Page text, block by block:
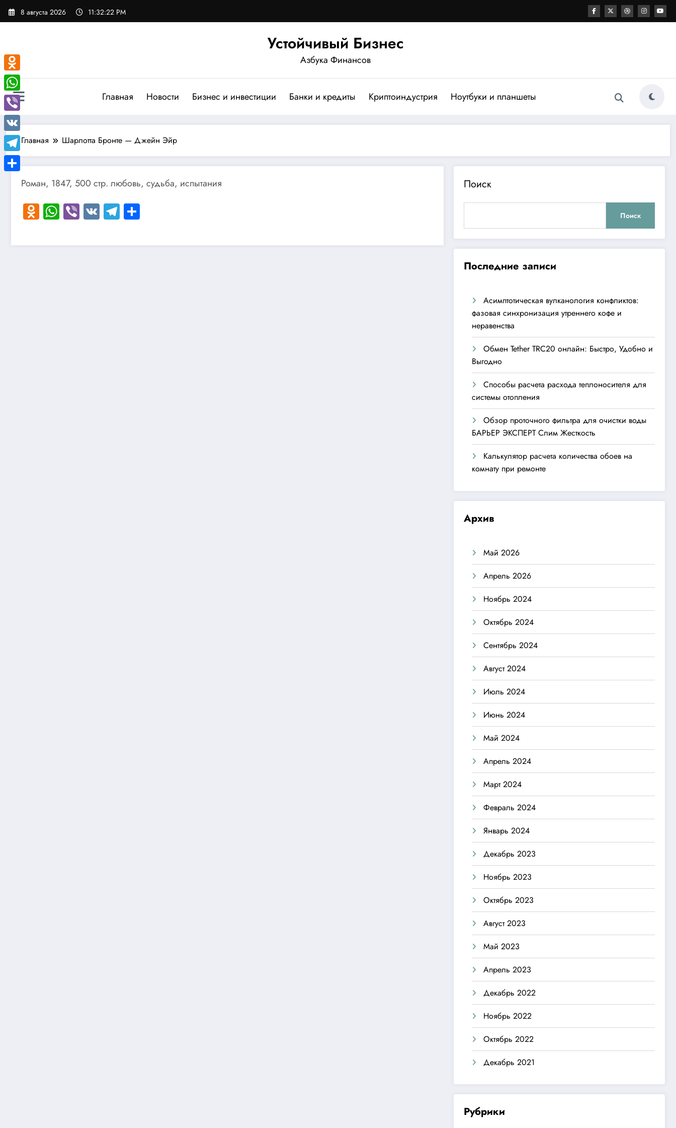
Перейти
8 августа 2026 11:32:23 PM
Устойчивый Бизнес
Азбука Финансов
Главная Новости Бизнес и инвестиции Банки и кредиты Криптоиндустрия Ноутбуки и планшеты
Главная Шарлотта Бронте — Джейн Эйр
Роман, 1847, 500 стр. любовь, судьба, испытания
Odnoklassniki
WhatsApp
Viber
VKTelegram
Поиск
Поиск
Последние записи
Асимптотическая вулканология конфликтов:
фазовая синхронизация утреннего кофе и
неравенства
Обмен Tether TRC20 онлайн: Быстро, Удобно и
Выгодно
Способы расчета расхода теплоносителя для
системы отопления
Обзор проточного фильтра для очистки воды
БАРЬЕР ЭКСПЕРТ Слим Жесткость
Калькулятор расчета количества обоев на
комнату при ремонте
Архив
Май 2026
Апрель 2026
Ноябрь 2024
Октябрь 2024
Сентябрь 2024
Август 2024
Июль 2024
Июнь 2024
Май 2024
Апрель 2024
Март 2024
Февраль 2024
Январь 2024
Декабрь 2023
Ноябрь 2023
Октябрь 2023
Август 2023
Май 2023
Апрель 2023
Декабрь 2022
Ноябрь 2022
Октябрь 2022
Декабрь 2021
Рубрики
Odnoklassniki
WhatsApp
Viber
VK
Telegram
Отправить